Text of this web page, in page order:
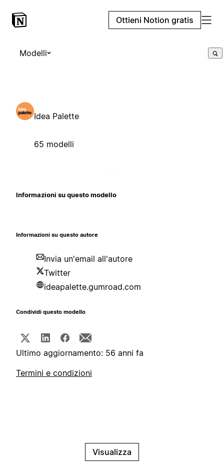
Ottieni Notion gratis
Modelli
Idea Palette
65 modelli
Informazioni su questo modello
Informazioni su questo autore
Invia un'email all'autore
Twitter
ideapalette.gumroad.com
Condividi questo modello
Ultimo aggiornamento: 56 anni fa
Termini e condizioni
Visualizza